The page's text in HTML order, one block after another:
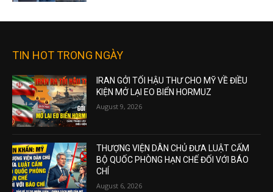
TIN HOT TRONG NGÀY
IRAN GỞI TỐI HẬU THƯ CHO MỸ VỀ ĐIỀU
KIỆN MỞ LẠI EO BIỂN HORMUZ
August 9, 2026
THƯỢNG VIỆN DÂN CHỦ ĐƯA LUẬT CẤM
BỘ QUỐC PHÒNG HẠN CHẾ ĐỐI VỚI BÁO
CHÍ
August 6, 2026